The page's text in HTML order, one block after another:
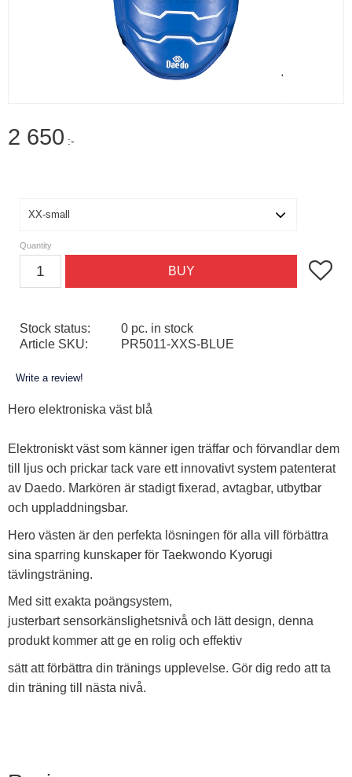
2 650 :-
Quantity
BUY Add to
Stock status
0 pc. in stock
Article SKU
PR5011-XXS-BLUE
Write a review!
Hero elektroniska väst blå
Elektroniskt väst som känner igen träffar och förvandlar dem
till ljus och prickar tack vare ett innovativt system patenterat
av Daedo. Markören är stadigt fixerad, avtagbar, utbytbar
och uppladdningsbar.
Hero västen är den perfekta lösningen för alla vill förbättra
sina sparring kunskaper för Taekwondo Kyorugi
tävlingsträning.
Med sitt exakta poängsystem,
justerbart sensorkänslighetsnivå och lätt design, denna
produkt kommer att ge en rolig och effektiv
sätt att förbättra din tränings upplevelse. Gör dig redo att ta
din träning till nästa nivå.